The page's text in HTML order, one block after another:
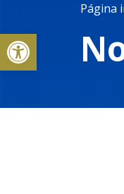
Abrir a barra de
Página